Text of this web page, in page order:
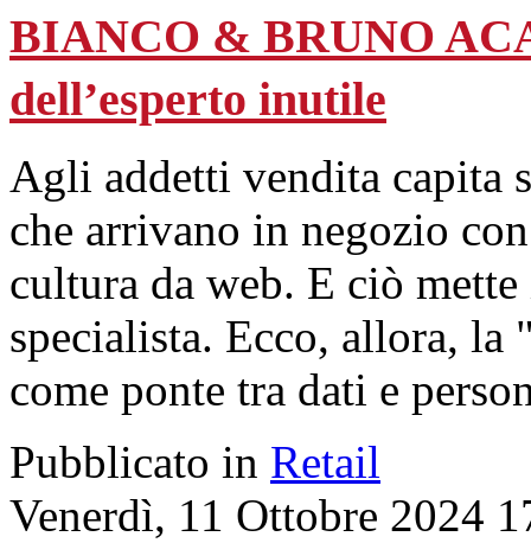
BIANCO & BRUNO
dell’esperto inutile
Agli addetti vendita capita
che arrivano in negozio
cultura da web. E ciò
specialista. Ecco, allora,
come ponte tra dati e
Pubblicato in Retail
Venerdì, 11 Ottobre 2024